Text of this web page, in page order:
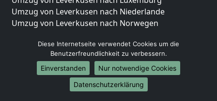
Umzug von Leverkusen nach Niederlande
Umzug von Leverkusen nach Norwegen
Umzüge-Deutschlandweit
Umzug von Leverkusen nach Berlin
Umzug von Leverkusen nach Hamburg
Umzug von Leverkusen nach München
Umzug von Leverkusen nach Köln
Diese Internetseite verwendet Cookies um die
Benutzerfreundlichkeit zu verbessern.
Einverstanden
Nur notwendige Cookies
Datenschutzerklärung